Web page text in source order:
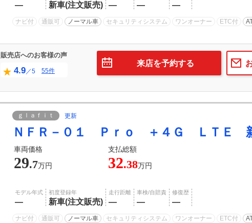
― 新車(注文販売) ― ― ―
ナビ付 通販可 ノーマル車 セキュリティシステム ワンオーナー ETC付
販売店へのお客様の声
4.9／5 55件
来店を予約する
ｇｌａｆｉｔ 更新
ＮＦＲ－０１ Ｐｒｏ ＋４Ｇ ＬＴＥ
車両価格 支払総額
29.7万円 32.38万円
モデル年式
―
初度登録年
新車(注文販売)
走行距離
―
車検/自賠責
―
修復歴
―
ナビ付 通販可 ノーマル車 セキュリティシステム ワンオーナー ETC付